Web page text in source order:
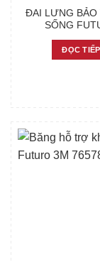
ĐAI LƯNG BẢO
SỐNG
ĐỌC TIẾP